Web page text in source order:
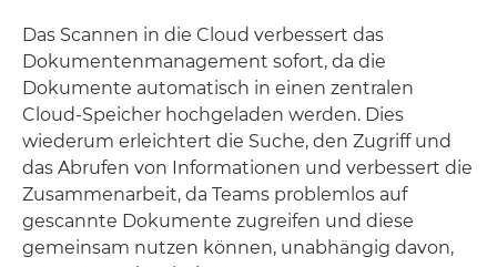
Das Scannen in die Cloud verbessert das
Dokumentenmanagement sofort, da die
Dokumente automatisch in einen zentralen
Cloud-Speicher hochgeladen werden. Dies
wiederum erleichtert die Suche, den Zugriff und
das Abrufen von Informationen und verbessert die
Zusammenarbeit, da Teams problemlos auf
gescannte Dokumente zugreifen und diese
gemeinsam nutzen können, unabhängig davon,